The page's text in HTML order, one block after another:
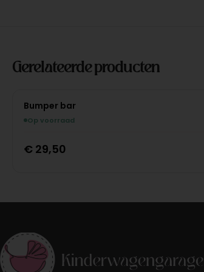
Gerelateerde producten
Bumper bar
Op voorraad
€ 29,50